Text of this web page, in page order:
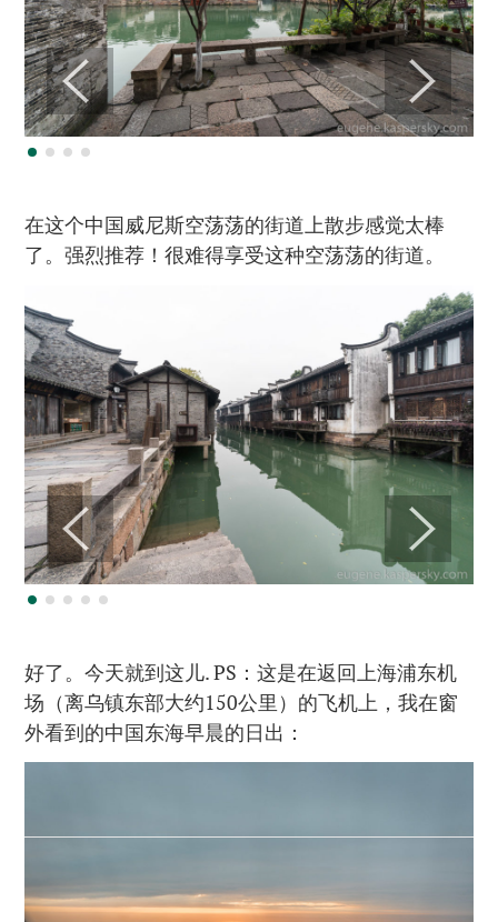
在这个中国威尼斯空荡荡的街道上散步感觉太棒
了。强烈推荐！很难得享受这种空荡荡的街道。
好了。今天就到这儿. PS：这是在返回上海浦东机
场（离乌镇东部大约150公里）的飞机上，我在窗
外看到的中国东海早晨的日出：